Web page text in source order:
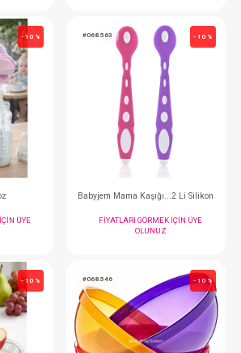
IÇIN ÜYE
#068.612
Diş Kaşıyıcı
FIYATLARI
OLUNUZ